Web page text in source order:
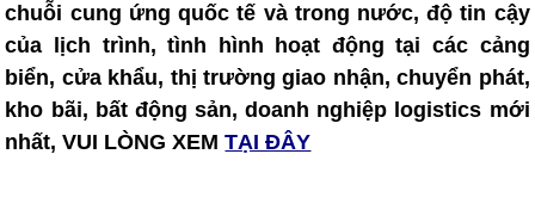
chuỗi cung ứng quốc tế và trong nước, độ tin cậy
của lịch trình, tình hình hoạt động tại các cảng
biển, cửa khẩu, thị trường giao nhận, chuyển phát,
kho bãi, bất động sản, doanh nghiệp logistics mới
nhất, VUI LÒNG XEM TẠI ĐÂY